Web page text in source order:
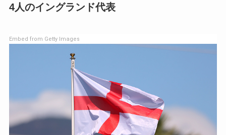
4人のイングランド代表
Embed from Getty Images